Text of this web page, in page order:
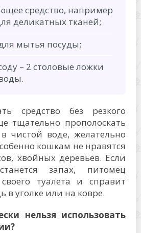
средство, например
деликатных тканей;
мытья посуды;
– 2 столовые ложки
средство без резкого
тщательно прополоскать
чистой воде, желательно
кошкам не нравятся
хвойных деревьев. Если
запах, питомец
туалета и справит
в уголке или на ковре.
нельзя использовать